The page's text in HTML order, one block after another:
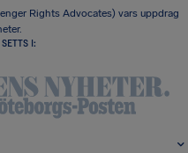
Rights Advocates) vars uppdrag
I: